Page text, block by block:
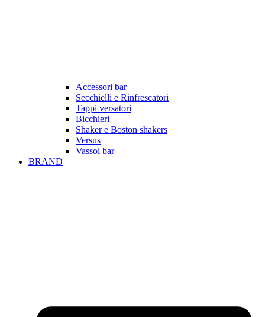
Accessori bar
Secchielli e Rinfrescatori
Tappi versatori
Bicchieri
Shaker e Boston shakers
Versus
Vassoi bar
BRAND